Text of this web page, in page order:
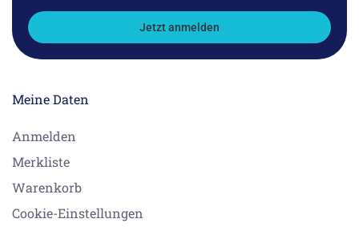
Jetzt anmelden
Meine Daten
Anmelden
Merkliste
Warenkorb
Cookie-Einstellungen